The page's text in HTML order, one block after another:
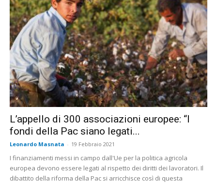
L’appello di 300 associazioni europee: “I
fondi della Pac siano legati...
Leonardo Masnata - 19 Febbraio 2021
I finanziamenti messi in campo dall'Ue per la politica agricola
europea devono essere legati al rispetto dei diritti dei lavoratori. Il
dibattito della riforma della Pac si arricchisce così di questa